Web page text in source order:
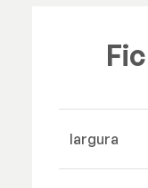
largura